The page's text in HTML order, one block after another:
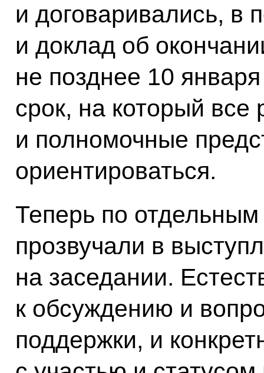
и договаривались, в
и доклад об
не позднее 10
срок, на который все
и полномочные
ориентироваться.
Теперь по
прозвучали в
на заседании.
к обсуждению и
поддержки, и